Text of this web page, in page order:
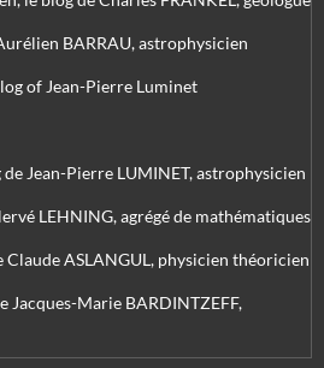
BARRAU, astrophysicien
of Jean-Pierre Luminet
de Jean-Pierre LUMINET, astrophysicien
LEHNING, agrégé de mathématiques
Claude ASLANGUL, physicien théoricien
Jacques-Marie BARDINTZEFF,